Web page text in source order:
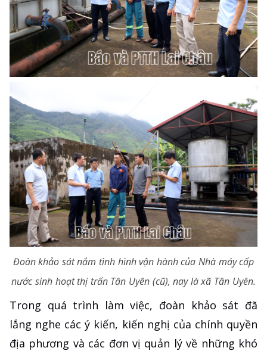
Đoàn khảo sát nắm tình hình vận hành của Nhà máy cấp
nước sinh hoạt thị trấn Tân Uyên (cũ), nay là xã Tân Uyên.
Trong quá trình làm việc, đoàn khảo sát đã
lắng nghe các ý kiến, kiến nghị của chính quyền
địa phương và các đơn vị quản lý về những khó